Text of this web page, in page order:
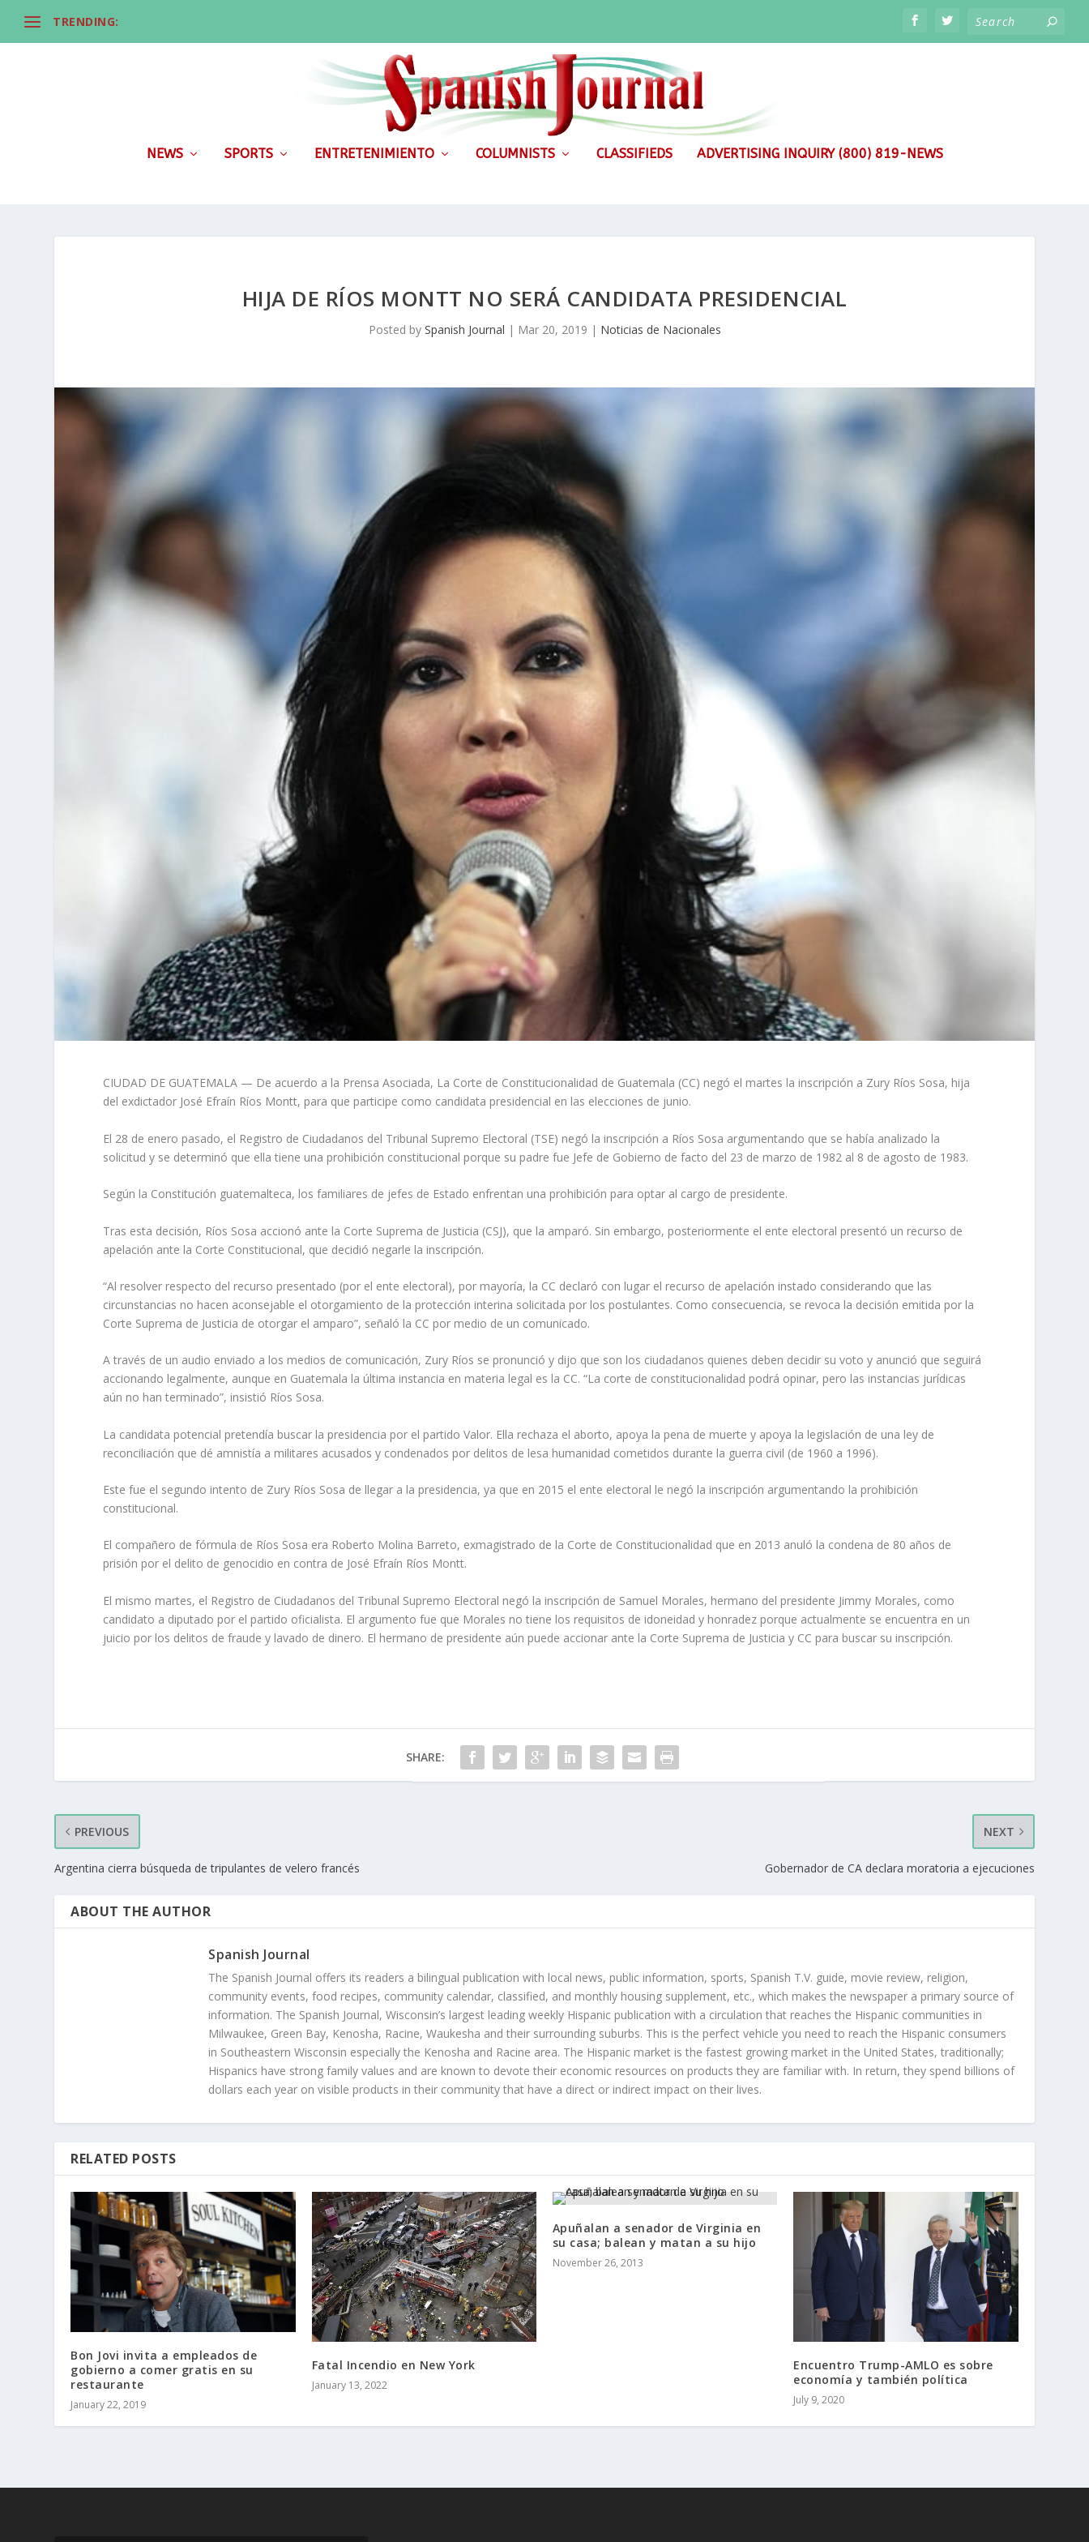
TRENDING:
NEWS SPORTS ENTRETENIMIENTO COLUMNISTS CLASSIFIEDS ADVERTISING INQUIRY (800) 819-NEWS
HIJA DE RÍOS MONTT NO SERÁ CANDIDATA PRESIDENCIAL
Posted by Spanish Journal | Mar 20, 2019 | Noticias de Nacionales
CIUDAD DE GUATEMALA — De acuerdo a la Prensa Asociada, La Corte de Constitucionalidad de Guatemala (CC) negó el martes la inscripción a Zury Ríos Sosa, hija
del exdictador José Efraín Ríos Montt, para que participe como candidata presidencial en las elecciones de junio.
El 28 de enero pasado, el Registro de Ciudadanos del Tribunal Supremo Electoral (TSE) negó la inscripción a Ríos Sosa argumentando que se había analizado la
solicitud y se determinó que ella tiene una prohibición constitucional porque su padre fue Jefe de Gobierno de facto del 23 de marzo de 1982 al 8 de agosto de 1983.
Según la Constitución guatemalteca, los familiares de jefes de Estado enfrentan una prohibición para optar al cargo de presidente.
Tras esta decisión, Ríos Sosa accionó ante la Corte Suprema de Justicia (CSJ), que la amparó. Sin embargo, posteriormente el ente electoral presentó un recurso de
apelación ante la Corte Constitucional, que decidió negarle la inscripción.
“Al resolver respecto del recurso presentado (por el ente electoral), por mayoría, la CC declaró con lugar el recurso de apelación instado considerando que las
circunstancias no hacen aconsejable el otorgamiento de la protección interina solicitada por los postulantes. Como consecuencia, se revoca la decisión emitida por la
Corte Suprema de Justicia de otorgar el amparo”, señaló la CC por medio de un comunicado.
A través de un audio enviado a los medios de comunicación, Zury Ríos se pronunció y dijo que son los ciudadanos quienes deben decidir su voto y anunció que seguirá
accionando legalmente, aunque en Guatemala la última instancia en materia legal es la CC. “La corte de constitucionalidad podrá opinar, pero las instancias jurídicas
aún no han terminado”, insistió Ríos Sosa.
La candidata potencial pretendía buscar la presidencia por el partido Valor. Ella rechaza el aborto, apoya la pena de muerte y apoya la legislación de una ley de
reconciliación que dé amnistía a militares acusados y condenados por delitos de lesa humanidad cometidos durante la guerra civil (de 1960 a 1996).
Este fue el segundo intento de Zury Ríos Sosa de llegar a la presidencia, ya que en 2015 el ente electoral le negó la inscripción argumentando la prohibición
constitucional.
El compañero de fórmula de Ríos Sosa era Roberto Molina Barreto, exmagistrado de la Corte de Constitucionalidad que en 2013 anuló la condena de 80 años de
prisión por el delito de genocidio en contra de José Efraín Ríos Montt.
El mismo martes, el Registro de Ciudadanos del Tribunal Supremo Electoral negó la inscripción de Samuel Morales, hermano del presidente Jimmy Morales, como
candidato a diputado por el partido oficialista. El argumento fue que Morales no tiene los requisitos de idoneidad y honradez porque actualmente se encuentra en un
juicio por los delitos de fraude y lavado de dinero. El hermano de presidente aún puede accionar ante la Corte Suprema de Justicia y CC para buscar su inscripción.
SHARE:
PREVIOUS
Argentina cierra búsqueda de tripulantes de velero francés
NEXT
Gobernador de CA declara moratoria a ejecuciones
ABOUT THE AUTHOR
Spanish Journal
The Spanish Journal offers its readers a bilingual publication with local news, public information, sports, Spanish T.V. guide, movie review, religion,
community events, food recipes, community calendar, classified, and monthly housing supplement, etc., which makes the newspaper a primary source of
information. The Spanish Journal, Wisconsin’s largest leading weekly Hispanic publication with a circulation that reaches the Hispanic communities in
Milwaukee, Green Bay, Kenosha, Racine, Waukesha and their surrounding suburbs. This is the perfect vehicle you need to reach the Hispanic consumers
in Southeastern Wisconsin especially the Kenosha and Racine area. The Hispanic market is the fastest growing market in the United States, traditionally;
Hispanics have strong family values and are known to devote their economic resources on products they are familiar with. In return, they spend billions of
dollars each year on visible products in their community that have a direct or indirect impact on their lives.
RELATED POSTS
Bon Jovi invita a empleados de
gobierno a comer gratis en su
restaurante
January 22, 2019
Fatal Incendio en New York
January 13, 2022
Apuñalan a senador de Virginia en
su casa; balean y matan a su hijo
November 26, 2013
Encuentro Trump-AMLO es sobre
economía y también política
July 9, 2020